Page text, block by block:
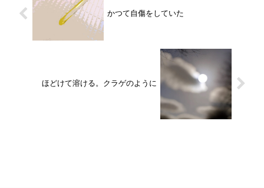
かつて自傷をしていた
ほどけて溶ける。クラゲのように